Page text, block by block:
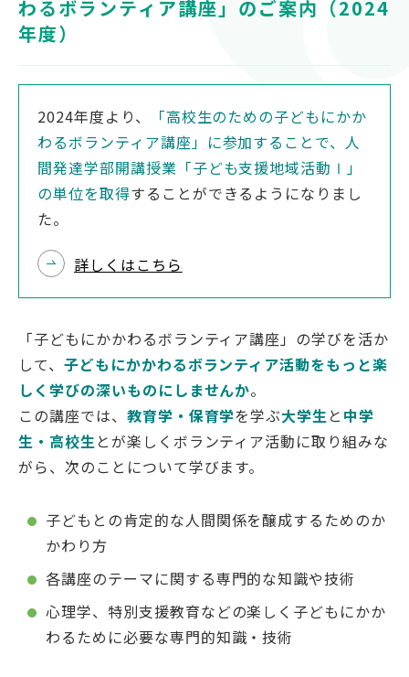
保護者の方
在学生・教職員の方
卒業生の方
南九州大学公式SNS
寄附のお願い
情報公開
わるボランティア講座」のご案内（2024
年度）
2024年度より、
「高校生のための子どもにかか
わるボランティア講座」に参加することで、人
間発達学部開講授業「子ども支援地域活動Ⅰ」
の単位を取得することができるようになりまし
た。
詳しくはこちら
「子どもにかかわるボランティア講座」の学びを活か
して、 子どもにかかわるボランティア活動をもっと楽
しく学びの深いものにしませんか。
この講座では、 教育学・保育学を学ぶ大学生と 中学
生・高校生とが楽しくボランティア活動に取り組みな
がら、次のことについて学びます。
子どもとの肯定的な人間関係を醸成するためのか
かわり方
各講座のテーマに関する専門的な知識や技術
心理学、特別支援教育などの楽しく子どもにかか
わるために必要な専門的知識・技術